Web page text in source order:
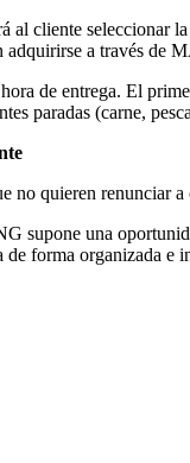
cliente seleccionar
adquirirse a través
de entrega. El
paradas (carne,
no quieren
supone una
de forma organizada